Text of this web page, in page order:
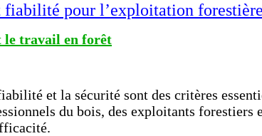
pour l’exploitation forestière
le travail en forêt
et la sécurité sont des critères
du bois, des exploitants